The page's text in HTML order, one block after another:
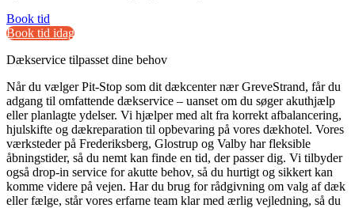
Book tid
Book tid idag
Dækservice tilpasset dine behov
Når du vælger Pit-Stop som dit dækcenter nær GreveStrand, får du
adgang til omfattende dækservice – uanset om du søger akuthjælp
eller planlagte ydelser. Vi hjælper med alt fra korrekt afbalancering,
hjulskifte og dækreparation til opbevaring på vores dækhotel. Vores
værksteder på Frederiksberg, Glostrup og Valby har fleksible
åbningstider, så du nemt kan finde en tid, der passer dig. Vi tilbyder
også drop-in service for akutte behov, så du hurtigt og sikkert kan
komme videre på vejen. Har du brug for rådgivning om valg af dæk
eller fælge, står vores erfarne team klar med ærlig vejledning, så du